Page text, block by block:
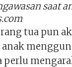
saat
tua pun
perlu